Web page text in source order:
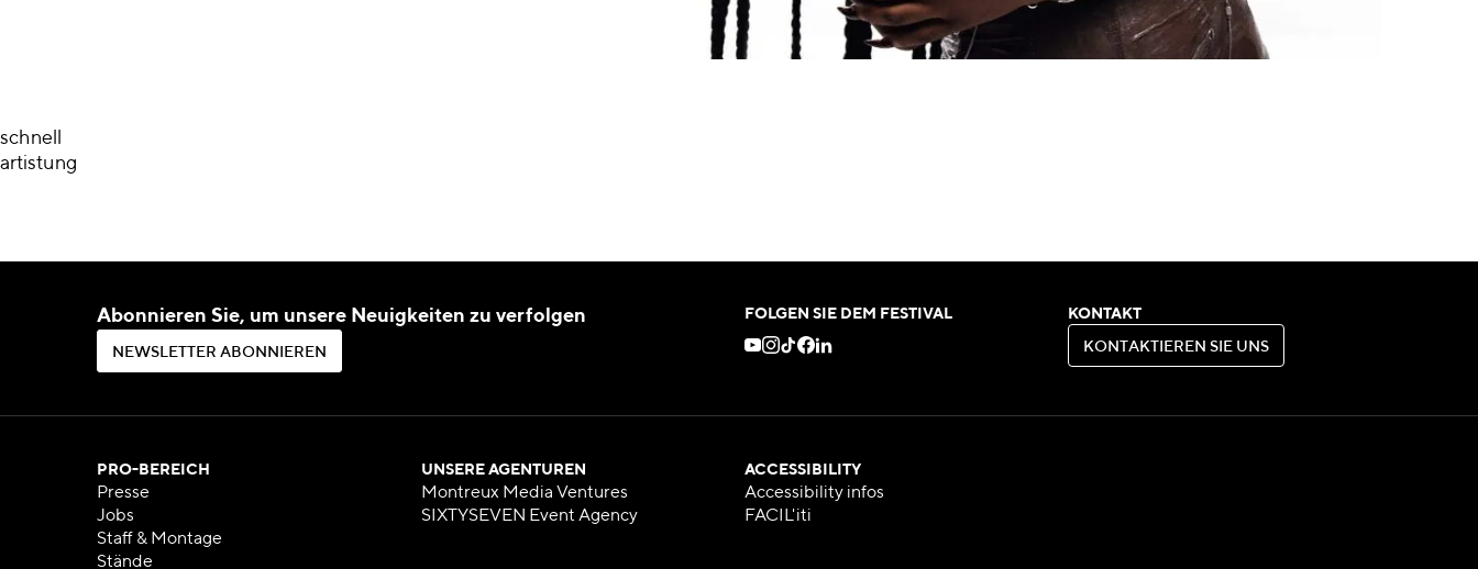
schnell
artistung
Abonnieren Sie, um unsere Neuigkeiten zu verfolgen
N EWS L E E R A BO N N E R E N
NEWSLETTER ABONNIEREN
FOLGEN SIE DEM FESTIVAL KONTAKT
KO N TA K E R E N S E U NS
KONTAKTIEREN SIE UNS
PRO-BEREICH
Presse
Jobs
Staff & Montage
Stände
UNSERE AGENTUREN
Montreux Media Ventures
SIXTYSEVEN Event Agency
ACCESSIBILITY
Accessibility infos
FACIL'iti